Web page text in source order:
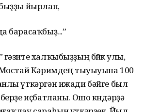
йырлап,
барасаҡбыҙ...”
халҡыбыҙҙың бөйөк улы,
Кәримдең тыуыуына 100
үткәргән ижади бәйге был
иҫбатланы. Ошо көндәрҙә